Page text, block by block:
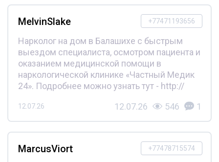
+77471193656
MelvinSlake
Нарколог на дом в Балашихе с быстрым
выездом специалиста, осмотром пациента и
оказанием медицинской помощи в
наркологической клинике «Частный Медик
24». Подробнее можно узнать тут - http://
12.07.26 12.07.26 546 1
+77478715574
MarcusViort